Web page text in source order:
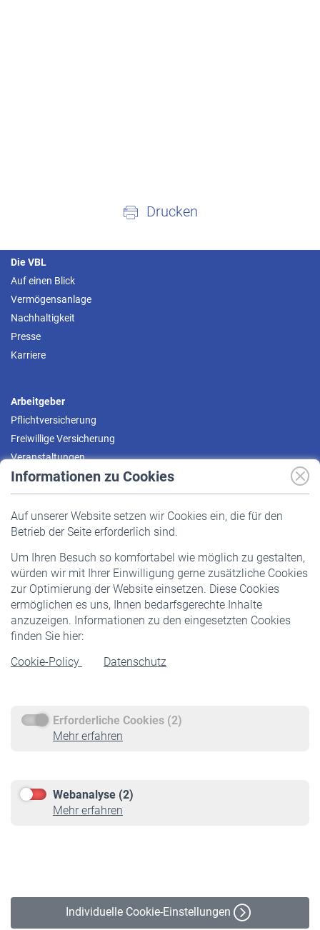
Informationen zu Cookies
Auf unserer Website setzen wir Cookies ein, die für den
Betrieb der Seite erforderlich sind.
Um Ihren Besuch so komfortabel wie möglich zu gestalten,
würden wir mit Ihrer Einwilligung gerne zusätzliche Cookies
zur Optimierung der Website einsetzen. Diese Cookies
ermöglichen es uns, Ihnen bedarfsgerechte Inhalte
anzuzeigen. Informationen zu den eingesetzten Cookies
finden Sie hier:
Cookie-Policy
Datenschutz
Erforderliche Cookies (2)
Mehr erfahren
Webanalyse (2)
Mehr erfahren
Individuelle Cookie-Einstellungen
Drucken
Die VBL
Auf einen Blick
Vermögensanlage
Nachhaltigkeit
Presse
Karriere
Arbeitgeber
Pflichtversicherung
Freiwillige Versicherung
Veranstaltungen
Pflichtversicherung
Staatliche Förderung
Veranstaltungen
Rentner
Rentenbeginn
Rente beantragen
Service
Informationen
Online-Rechner
VBLnewsletter
Erklärung zur Barrierefreiheit